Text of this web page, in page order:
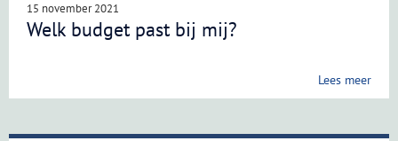
15 november 2021
Welk budget past bij mij?
Lees meer